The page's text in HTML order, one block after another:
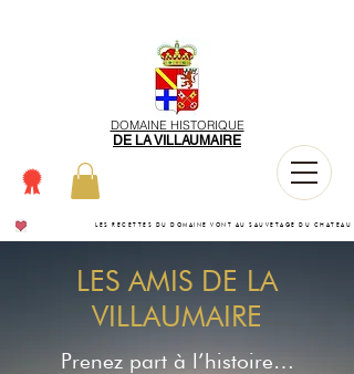
DOMAINE HISTORIQUE
DE LA VILLAUMAIRE
LES RECETTES DU DOMAINE VONT AU SAUVETAGE DU CHATEAU
LES AMIS DE LA
VILLAUMAIRE
Prenez part à l’histoire…